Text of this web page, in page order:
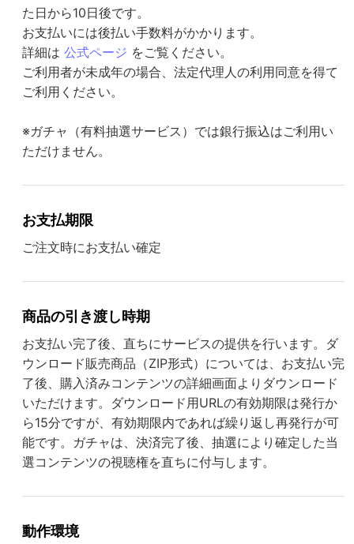
た日から10日後です。
お支払いには後払い手数料がかかります。
詳細は 公式ページ をご覧ください。
ご利用者が未成年の場合、法定代理人の利用同意を得て
ご利用ください。
※ガチャ（有料抽選サービス）では銀行振込はご利用い
ただけません。
お支払期限
ご注文時にお支払い確定
商品の引き渡し時期
お支払い完了後、直ちにサービスの提供を行います。ダ
ウンロード販売商品（ZIP形式）については、お支払い完
了後、購入済みコンテンツの詳細画面よりダウンロード
いただけます。ダウンロード用URLの有効期限は発行か
ら15分ですが、有効期限内であれば繰り返し再発行が可
能です。ガチャは、決済完了後、抽選により確定した当
選コンテンツの視聴権を直ちに付与します。
動作環境